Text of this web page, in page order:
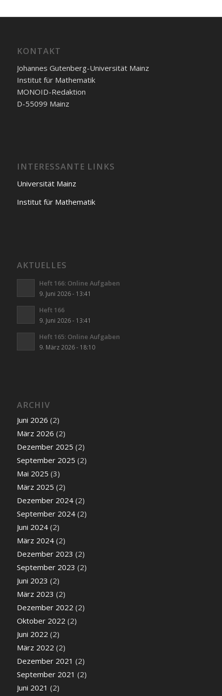
KONTAKT
Johannes Gutenberg-Universität Mainz
Institut für Mathematik
MONOID-Redaktion
D-55099 Mainz
INTERESSANTE LINKS
Universität Mainz
Institut für Mathematik
AKTUELLES
Heft 166: Online Aufgaben
9. Juni 2026 - 13:41
Heft 166
9. Juni 2026 - 13:41
Heft 165: Online Aufgaben
9. März 2026 - 18:10
ARCHIV
Juni 2026 (2)
März 2026 (2)
Dezember 2025 (2)
September 2025 (2)
Mai 2025 (3)
März 2025 (2)
Dezember 2024(2)
September 2024(2)
Juni 2024(2)
März 2024(2)
Dezember 2023 (2)
September 2023 (2)
Juni 2023 (2)
März 2023 (2)
Dezember 2022 (2)
Oktober 2022 (2)
Juni 2022 (2)
März 2022 (2)
Dezember 2021 (2)
September 2021 (2)
Juni 2021 (2)